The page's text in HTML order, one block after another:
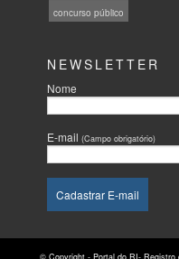
concurso público
NEWSLETTER
Nome
E-mail(Campo obrigatório)